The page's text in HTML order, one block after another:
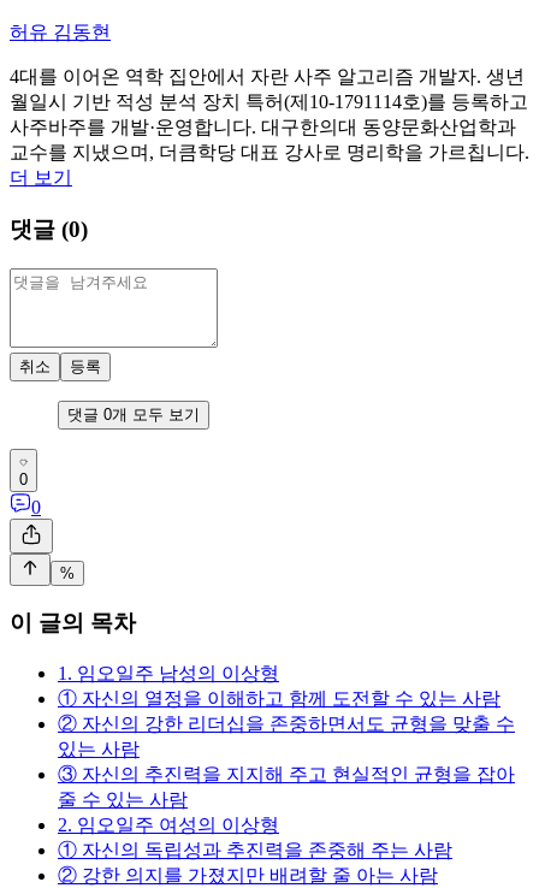
허유 김동현
4대를 이어온 역학 집안에서 자란 사주 알고리즘 개발자. 생년
월일시 기반 적성 분석 장치 특허(제10-1791114호)를 등록하고
사주바주를 개발·운영합니다. 대구한의대 동양문화산업학과
교수를 지냈으며, 더큼학당 대표 강사로 명리학을 가르칩니다.
더 보기
댓글 (0)
취소 등록
댓글 0개 모두 보기
0
0
%
이 글의 목차
1. 임오일주 남성의 이상형
① 자신의 열정을 이해하고 함께 도전할 수 있는 사람
② 자신의 강한 리더십을 존중하면서도 균형을 맞출 수
있는 사람
③ 자신의 추진력을 지지해 주고 현실적인 균형을 잡아
줄 수 있는 사람
2. 임오일주 여성의 이상형
① 자신의 독립성과 추진력을 존중해 주는 사람
② 강한 의지를 가졌지만 배려할 줄 아는 사람